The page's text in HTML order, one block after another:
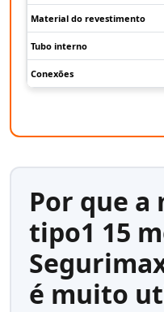
Material do revestimento
Tubo interno
Conexões
Por que a
tipo1 15
é muito